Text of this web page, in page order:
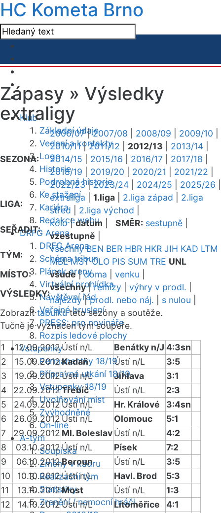
HC Kometa Brno
Klub
Základní údaje
Vedení a kontakty
Logo
Historie
Podrobná historie
Ke stažení
Kariéra
Redakce webu
DRFG Arena
DRFG Arena
Schéma tribun
Plánek areny
Virtuální prohlídka
Návštěvní řád
Veřejné bruslení
PRESS: pro novináře
Rozpis ledové plochy
Vstupenky
Permanentky 18/19
Přípravná utkání 18/19
Vstupenky 18/19
Uvolňování míst
Zvýhodněné
On-line
A-tým
Soupiska
Změny v kádru
Realizační tým
Statistiky
Zranění / nemocní hráči
Zápasy » Výsledky
extraligy
SEZONA:
2006/07|2007/08 2008/09 2009/10
2010/11|2011/12 2012/13 2013/14
2014/15
2015/16 2016/17 2017/18
2018/19
2019/20 2020/21 2021/22
2022/23|2023/24 2024/25 2025/26
LIGA:
extraliga 1.liga 2.liga západ
2.liga
střed
2.liga východ
SEŘADIT:
kolo|datum SMĚR: sestupně
vzestupně
TÝM:
všechny BEN BER HBR HKR JIH KAD LTM
MBL MST OLO PIS SUM TRE UNL
MÍSTO:
všude|doma venku
VÝSLEDKY:
všechny|remízy výhry v prodl.
nájezdy|prodl. nebo náj. s nulou
Zobrazittabulkutéto sezóny a soutěže.
Tučně je vyznačen tým soupeře.
1 12.09.2012Ústí n/L Benátky n/J 4:3sn
2
15.09.2012Kadaň Ústí n/L
3:5
3
19.09.2012Ústí n/L Jihlava
3:1
4
22.09.2012Třebíč Ústí n/L
2:3
5
24.09.2012Ústí n/L Hr. Králové
3:4sn
6
26.09.2012Ústí n/L Olomouc
5:1
7
29.09.2012 Ml. BoleslavÚstí n/L
4:2
8
03.10.2012Ústí n/L Písek
7:2
9
06.10.2012Beroun Ústí n/L
3:5
10
10.10.2012Ústí n/L Havl. Brod
5:3
11
13.10.2012Most Ústí n/L
1:3
12
14.10.2012Ústí n/L Litoměřice
4:1